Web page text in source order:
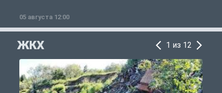
05 августа 12:00
ЖКХ 1 из 12